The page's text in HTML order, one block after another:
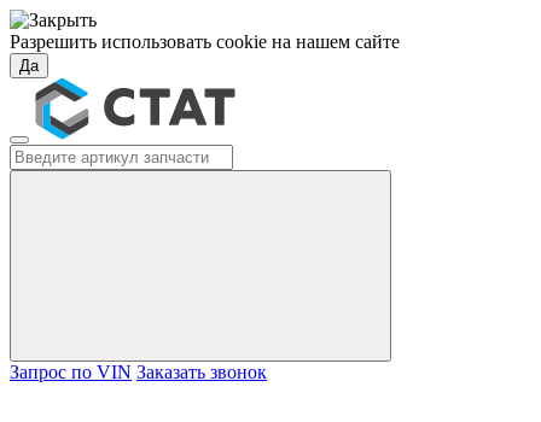
Разрешить использовать cookie на нашем сайте
Да
Запрос по VIN Заказать звонок